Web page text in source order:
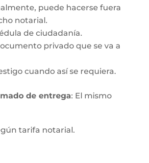
puede hacerse fuera
notarial.
de ciudadanía.
privado que se va a
cuando así se requiera.
de entrega: El mismo
tarifa notarial.